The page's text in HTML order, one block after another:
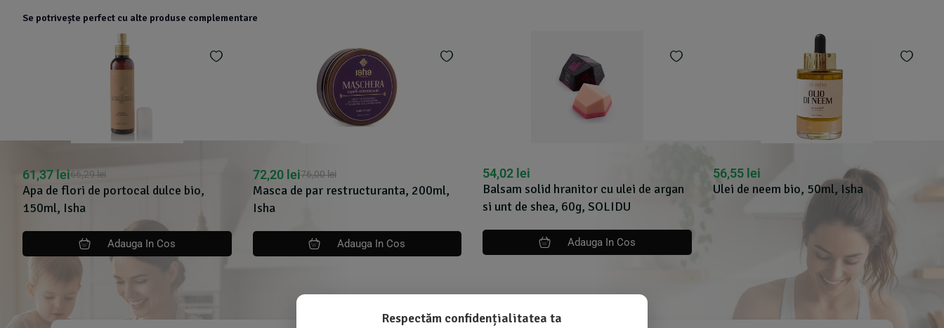
Se potrivește perfect cu alte produse complementare
Apa de flori de portocal dulce bio,
150ml, Isha
66,29lei
61,37lei
Adauga In Cos
Masca de par restructuranta, 200ml,
Isha
76,00lei
72,20 lei
Adauga In Cos
Balsam solid hranitor cu ulei de argan
si unt de shea, 60g, SOLIDU
54,02 lei
Adauga In Cos
Ulei de neem bio, 50ml, Isha
56,55 lei
Respectăm confidențialitatea ta